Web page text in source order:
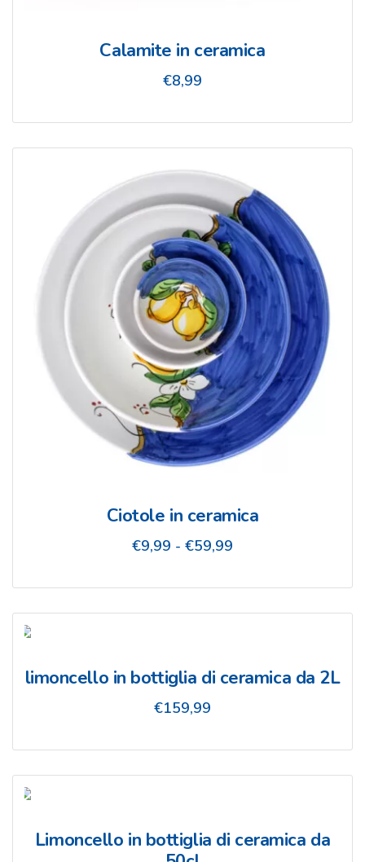
Calamite in ceramica
€8,99
Ciotole in ceramica
€9,99 - €59,99
prezzo:
da
€59,99
limoncello in bottiglia di ceramica da 2L
€159,99
Limoncello in bottiglia di ceramica da